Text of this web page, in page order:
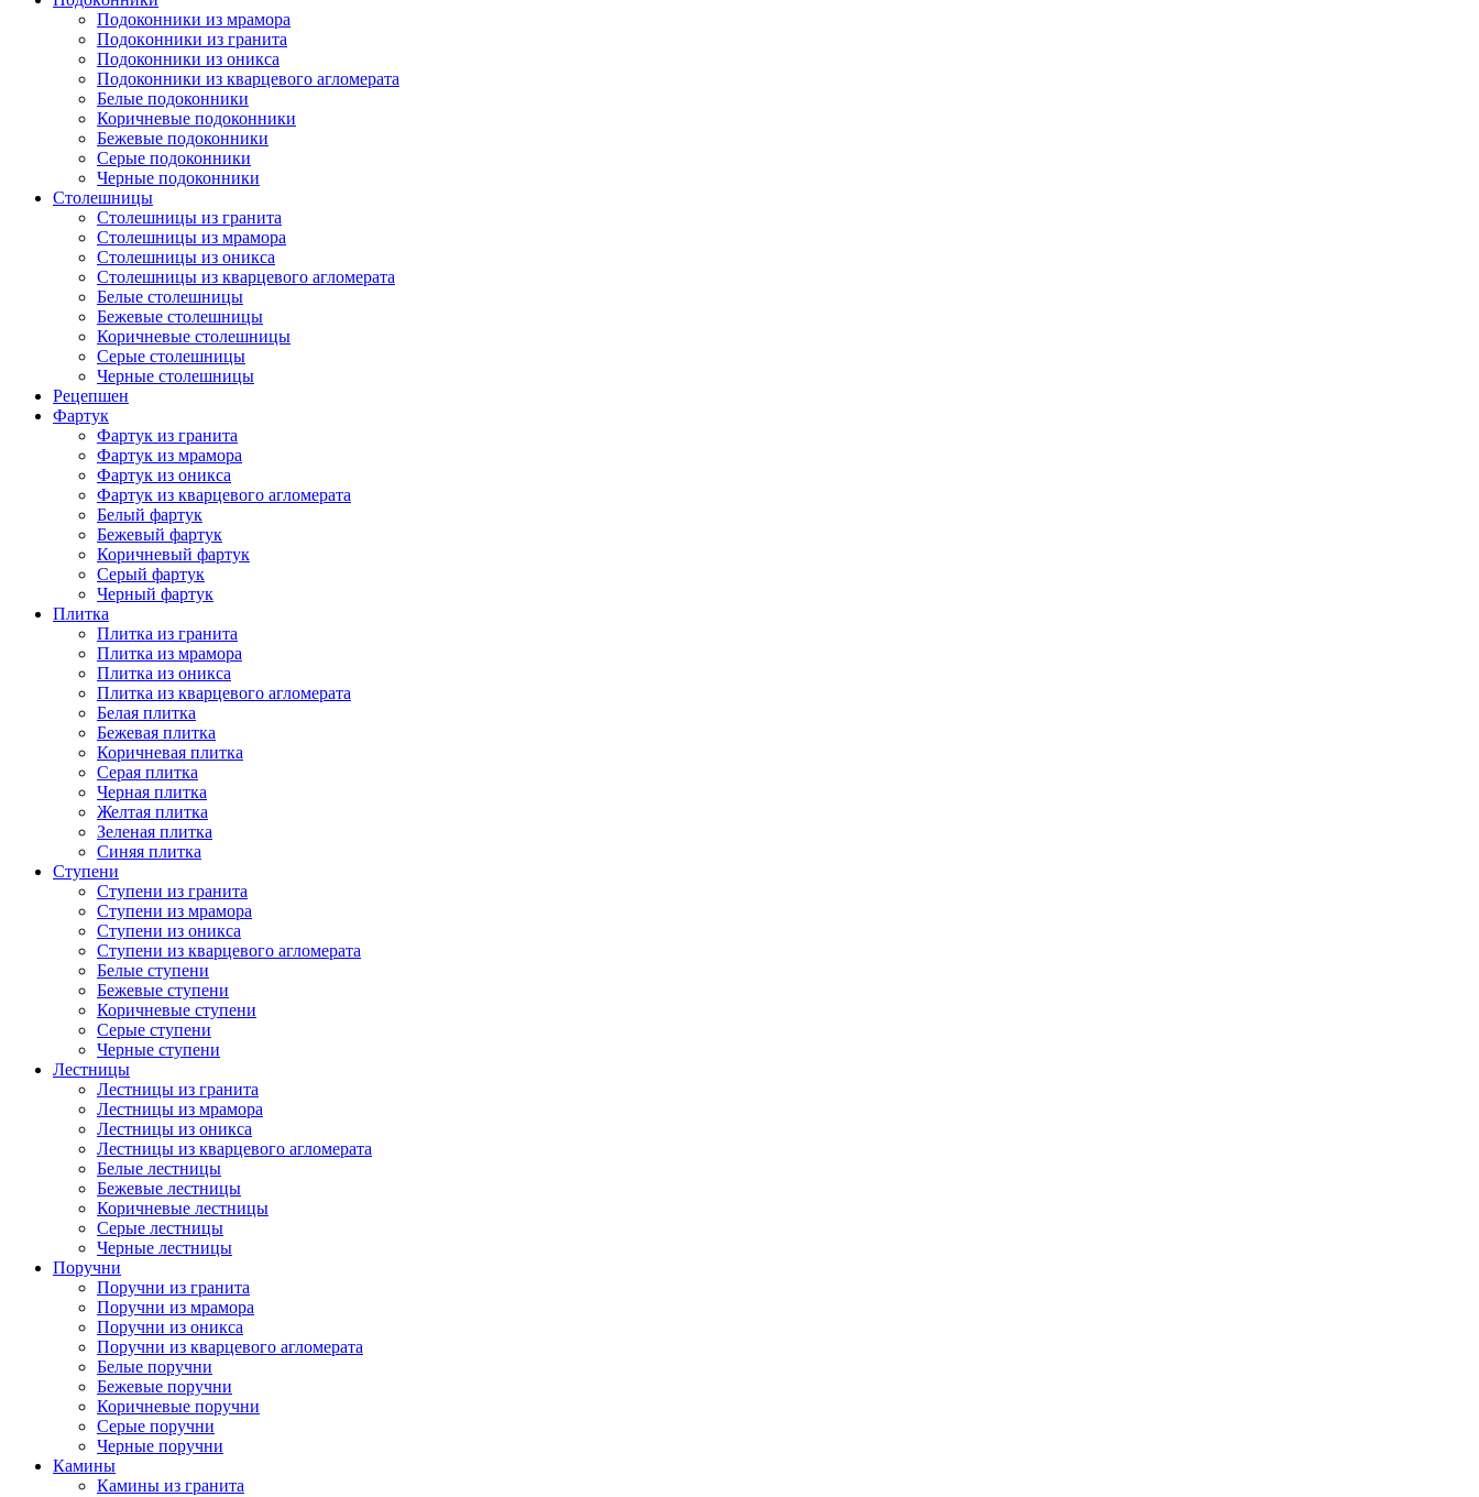
Подоконники из мрамора
Подокoнники из гранита
Подоконники из оникса
Подоконники из кварцевого агломерата
Белые подоконники
Коричневые подоконники
Бежевые подоконники
Серые подоконники
Черные подоконники
Столешницы
Столешницы из гранита
Столешницы из мрамора
Столешницы из оникса
Столешницы из кварцевого агломерата
Белые столешницы
Бежевые столешницы
Коричневые столешницы
Серые столешницы
Черные столешницы
Рецепшен
Фартук
Фартук из гранита
Фартук из мрамора
Фартук из оникса
Фартук из кварцевого агломерата
Белый фартук
Бежевый фартук
Коричневый фартук
Серый фартук
Черный фартук
Плитка
Плитка из гранита
Плитка из мрамора
Плитка из оникса
Плитка из кварцевого агломерата
Белая плитка
Бежевая плитка
Коричневая плитка
Серая плитка
Черная плитка
Желтая плитка
Зеленая плитка
Синяя плитка
Ступени
Ступени из гранита
Ступени из мрамора
Ступени из оникса
Ступени из кварцевого агломерата
Белые ступени
Бежевые ступени
Коричневые ступени
Серые ступени
Черные ступени
Лестницы
Лестницы из гранита
Лестницы из мрамора
Лестницы из оникса
Лестницы из кварцевого агломерата
Белые лестницы
Бежевые лестницы
Коричневые лестницы
Серые лестницы
Черные лестницы
Поручни
Поручни из гранита
Поручни из мрамора
Поручни из оникса
Поручни из кварцевого агломерата
Белые поручни
Бежевые поручни
Коричневые поручни
Серые поручни
Черные поручни
Камины
Камины из гранита